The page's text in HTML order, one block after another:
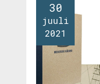
30
juuli
2021